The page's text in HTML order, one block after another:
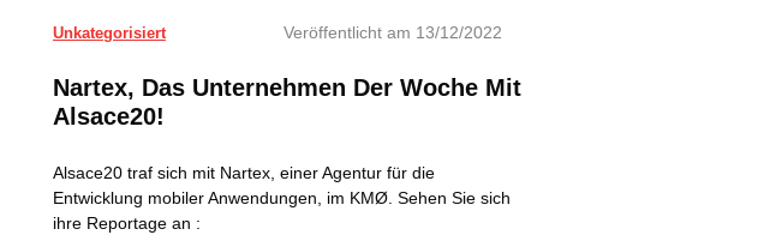
Unkategorisiert Veröffentlicht am 13/12/2022
Nartex, Das Unternehmen Der Woche Mit
Alsace20!
Alsace20 traf sich mit Nartex, einer Agentur für die
Entwicklung mobiler Anwendungen, im KMØ. Sehen Sie sich
ihre Reportage an :